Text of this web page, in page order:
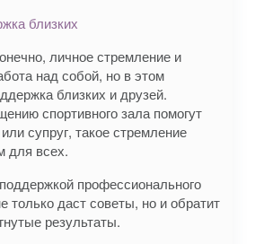
близких
личное стремление и
над собой, но в этом
близких и друзей.
спортивного зала помогут
супруг, такое стремление
для всех.
профессионального
только даст советы, но и обратит
результаты.